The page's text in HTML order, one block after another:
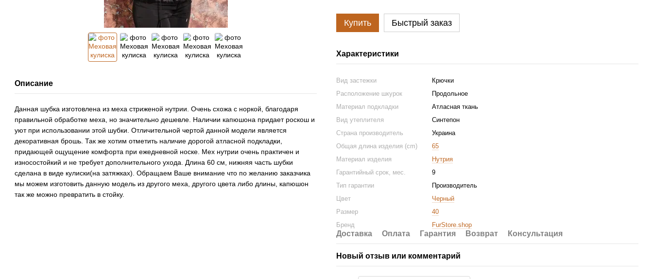
Описание
Данная шубка изготовлена из меха стриженой нутрии. Очень схожа с норкой, благодаря
правильной обработке меха, но значительно дешевле. Наличии капюшона придает роскош и
уют при использовании этой шубки. Отличительной чертой данной модели является
декоративная брошь. Так же хотим отметить наличие дорогой атласной подкладки,
придающей ощущение комфорта при ежедневной носке. Мех нутрии очень практичен и
износостойкий и не требует дополнительного ухода. Длина 60 см, нижняя часть шубки
сделана в виде кулиски(на затяжках). Обращаем Ваше внимание что по желанию заказчика
мы можем изготовить данную модель из другого меха, другого цвета либо длины, капюшон
так же можно превратить в стойку.
Купить Быстрый заказ
Характеристики
Вид застежки
Крючки
Расположение шкурок
Продольное
Материал подкладки
Атласная ткань
Вид утеплителя
Синтепон
Страна производитель
Украина
Общая длина изделия (cm)
65
Материал изделия
Нутрия
Гарантийный срок, мес.
9
Тип гарантии
Производитель
Цвет
Черный
Размер
40
Бренд
FurStore.shop
Доставка Оплата Гарантия Возврат Консультация
Новый отзыв или комментарий